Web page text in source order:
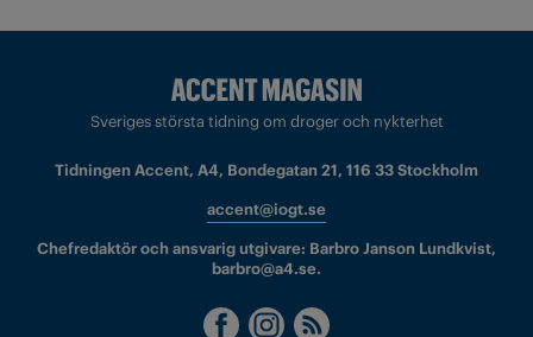
Sveriges största tidning om droger och nykterhet
Tidningen Accent, A4, Bondegatan 21, 116 33 Stockholm
accent@iogt.se
Chefredaktör och ansvarig utgivare: Barbro Janson Lundkvist,
barbro@a4.se.